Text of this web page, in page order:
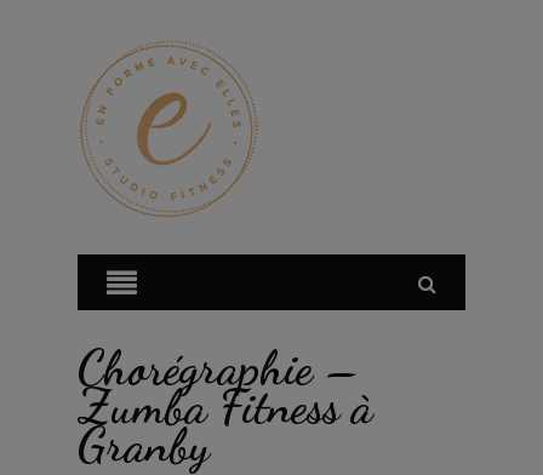
Chorégraphie –
Zumba Fitness à
Granby